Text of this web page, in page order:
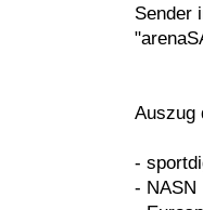
Sender
Auszug
-
- NASN